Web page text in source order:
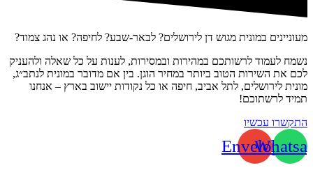
מעוניינים במונית מגוש דן לירושלים? לבאר-שבע? לחיפה? או נהג צמוד?
נשמח לעמוד לרשותכם במהירות ובמסירות, לענות על כל שאלה ולהעניק
לכם את השירות הטוב ביותר במחיר הוגן. בין אם מדובר במונית לנתב״ג,
מונית לירושלים, לתל אביב, חיפה או כל נקודות יישוב בארץ – אנחנו
תמיד לרשתוכם!
התקשרו עכשיו
Envelope